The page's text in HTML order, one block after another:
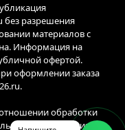
без разрешения
материалов с
Информация на
офертой.
оформлении заказа
обработки
соглашения